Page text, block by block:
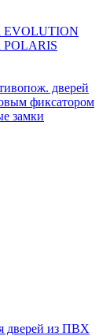
EVOLUTION
POLARIS
дверей
фиксатором
замки
дверей из ПВХ